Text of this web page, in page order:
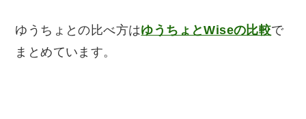
ゆうちょとの比べ方はゆうちょとWiseの比較で
まとめています。